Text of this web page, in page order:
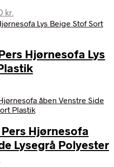
kr..
kr.
aktuelle
40.996,00 kr..
Hjørnesofa Lys
Hjørnesofa
Lysegrå Polyester